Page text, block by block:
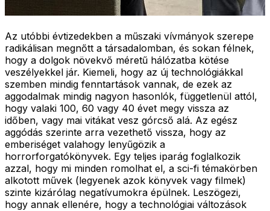
Az utóbbi évtizedekben a műszaki vívmányok szerepe
radikálisan megnőtt a társadalomban, és sokan félnek,
hogy a dolgok növekvő méretű hálózatba kötése
veszélyekkel jár. Kiemeli, hogy az új technológiákkal
szemben mindig fenntartások vannak, de ezek az
aggodalmak mindig nagyon hasonlók, függetlenül attól,
hogy valaki 100, 60 vagy 40 évet megy vissza az
időben, vagy mai vitákat vesz górcső alá. Az egész
aggódás szerinte arra vezethető vissza, hogy az
emberiséget valahogy lenyűgözik a
horrorforgatókönyvek. Egy teljes iparág foglalkozik
azzal, hogy mi minden romolhat el, a sci-fi témakörben
alkotott művek (legyenek azok könyvek vagy filmek)
szinte kizárólag negatívumokra épülnek. Leszögezi,
hogy annak ellenére, hogy a technológiai változások